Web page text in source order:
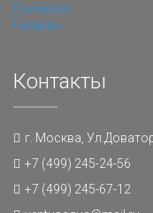
Полезное
Галерея
Контакты
г. Москва,
+7 (499) 245-24-56
+7 (499) 245-67-12